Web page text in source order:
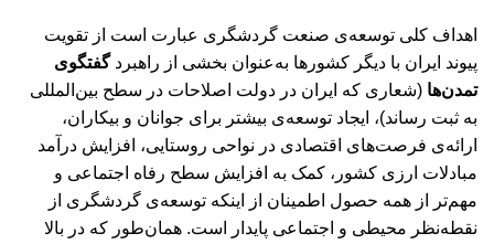
اهداف کلی توسعه‌ی صنعت گردشگری عبارت است از تقویت
پیوند ایران با دیگر کشورها به‌عنوان بخشی از راهبردگفتگوی
تمدن‌ها (شعاری که ایران در دولت اصلاحات در سطح بین‌المللی
به ثبت رساند)، ایجاد توسعه‌ی بیشتر برای جوانان و بیکاران،
ارائه‌ی فرصت‌های اقتصادی در نواحی روستایی، افزایش درآمد
مبادلات ارزی کشور، کمک به افزایش سطح رفاه اجتماعی و
مهم‌تر از همه حصول اطمینان از اینکه توسعه‌ی گردشگری از
نقطه‌نظر محیطی و اجتماعی پایدار است. همان‌طور که در بالا